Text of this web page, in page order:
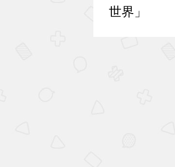
世界」